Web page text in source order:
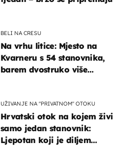
BELI NA CRESU
Na vrhu litice: Mjesto na
Kvarneru s 54 stanovnika,
barem dvostruko više
UŽIVANJE NA "PRIVATNOM" OTOKU
Hrvatski otok na kojem živi
samo jedan stanovnik:
Ljepotan koji je diljem